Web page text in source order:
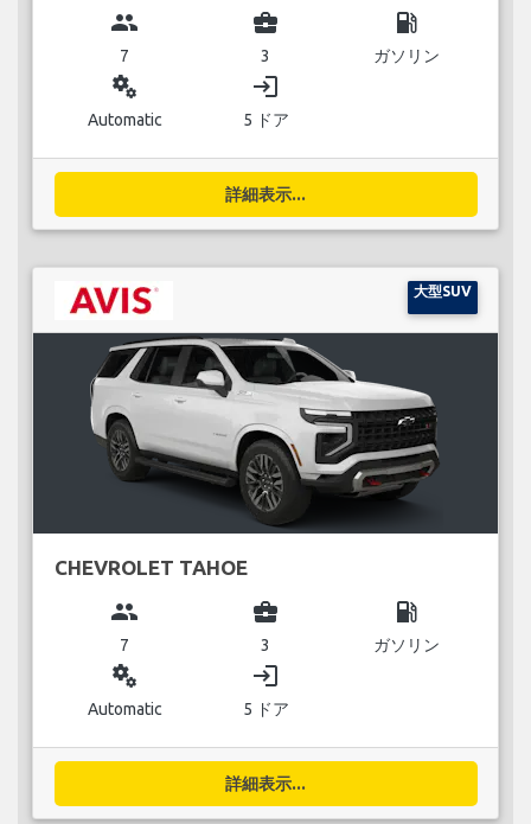
group
7
business_center
3
local_gas_station
ガソリン
miscellaneous_services
Automatic
login
5 ドア
詳細表示...
大型SUV
CHEVROLET TAHOE
group
7
business_center
3
local_gas_station
ガソリン
miscellaneous_services
Automatic
login
5 ドア
詳細表示...